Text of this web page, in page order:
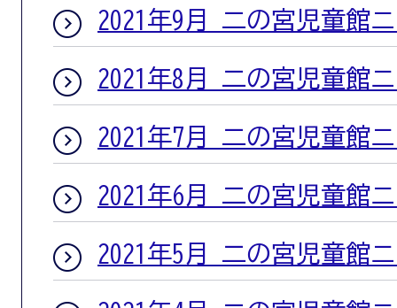
2021年9月 二の宮児童館
2021年8月 二の宮児童館
2021年7月 二の宮児童館
2021年6月 二の宮児童館
2021年5月 二の宮児童館